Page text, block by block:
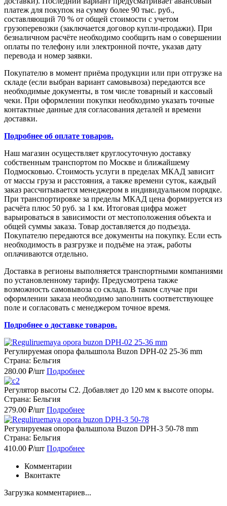
платеж для покупок на сумму более 90 тыс. руб.,
составляющий 70 % от общей стоимости с учетом
грузоперевозки (заключается договор купли-продажи). При
безналичном расчёте необходимо сообщить нам о совершении
оплаты по телефону или электронной почте, указав дату
перевода и номер заявки.
Покупателю в момент приёма продукции или при отгрузке на
складе (если выбран вариант самовывоза) передаются все
необходимые документы, в том числе товарный и кассовый
чеки. При оформлении покупки необходимо указать точные
контактные данные для согласования деталей и времени
доставки.
Подробнее об оплате товаров.
Наш магазин осуществляет круглосуточную доставку
собственным транспортом по Москве и ближайшему
Подмосковью. Стоимость услуги в пределах МКАД зависит
от массы груза и расстояния, а также времени суток, каждый
заказ рассчитывается менеджером в индивидуальном порядке.
При транспортировке за пределы МКАД цена формируется из
расчёта плюс 50 руб. за 1 км. Итоговая цифра может
варьироваться в зависимости от местоположения объекта и
общей суммы заказа. Товар доставляется до подъезда.
Покупателю передаются все документы на покупку. Если есть
необходимость в разгрузке и подъёме на этаж, работы
оплачиваются отдельно.
Доставка в регионы выполняется транспортными компаниями
по установленному тарифу. Предусмотрена также
возможность самовывоза со склада. В таком случае при
оформлении заказа необходимо заполнить соответствующее
поле и согласовать с менеджером точное время.
Подробнее о доставке товаров.
Регулируемая опора фальшпола Buzon DPH-02 25-36 mm
Страна: Бельгия
280.00 ₽/шт Подробнее
Регулятор высоты C2. Добавляет до 120 мм к высоте опоры.
Страна: Бельгия
279.00 ₽/шт Подробнее
Регулируемая опора фальшпола Buzon DPH-3 50-78 mm
Страна: Бельгия
410.00 ₽/шт Подробнее
Комментарии
Вконтакте
Загрузка комментариев...